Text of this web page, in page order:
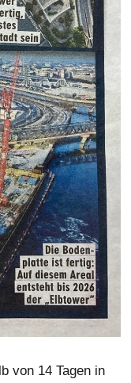
von 14 Tagen in